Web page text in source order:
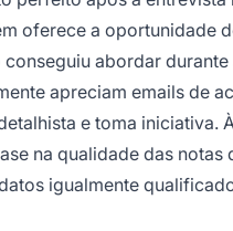
oferece a oportunidade
abordar durante
apreciam emails de
e toma iniciativa.
na qualidade das
igualmente